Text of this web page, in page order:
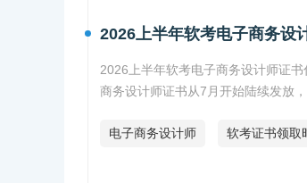
2026上半年软考电子商务设
2026上半年软考电子商务设计师证
商务设计师证书从7月开始陆续发放
电子商务设计师 软考证书领取